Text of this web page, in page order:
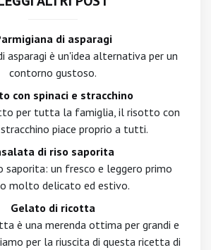
di asparagi
asparagi è un'idea alternativa per un
contorno gustoso.
con spinaci e stracchino
per tutta la famiglia, il risotto con
piace proprio a tutti.
di riso saporita
saporita: un fresco e leggero primo
molto delicato ed estivo.
Gelato di ricotta
è una merenda ottima per grandi e
per la riuscita di questa ricetta di